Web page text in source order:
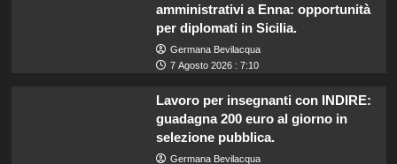
amministrativi a Enna: opportunità
per diplomati in Sicilia.
Germana Bevilacqua
7 Agosto 2026 : 7:10
Lavoro per insegnanti con INDIRE:
guadagna 200 euro al giorno in
selezione pubblica.
Germana Bevilacqua